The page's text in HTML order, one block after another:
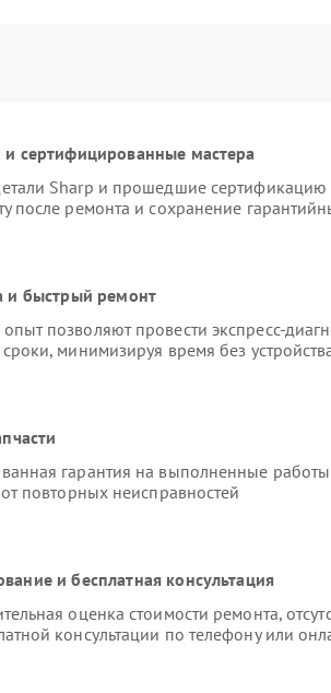
сертифицированные мастера
Sharp и прошедшие сертификацию
после ремонта и сохранение
и быстрый ремонт
позволяют провести экспресс-
минимизируя время без
гарантия на выполненные
повторных неисправностей
и бесплатная консультация
оценка стоимости ремонта,
консультации по телефону или